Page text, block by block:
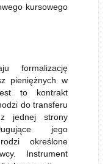
kursowego
formalizację
pieniężnych w
to kontrakt
do transferu
jednej strony
jego
określone
Instrument